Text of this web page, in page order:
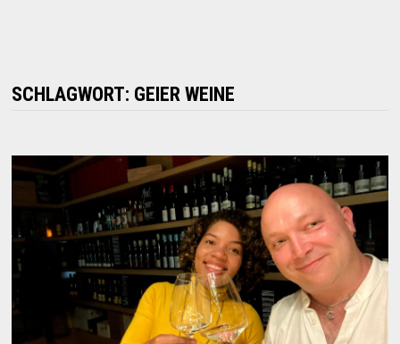
SCHLAGWORT: GEIER WEINE